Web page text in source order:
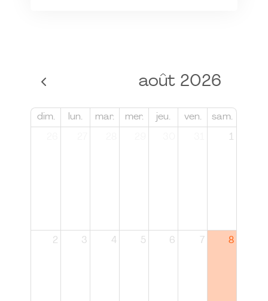
août 2026
dim. lun. mar. mer. jeu. ven. sam.
1
2 3 4 5 6 7 8